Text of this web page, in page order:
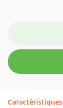
Caractéristiques